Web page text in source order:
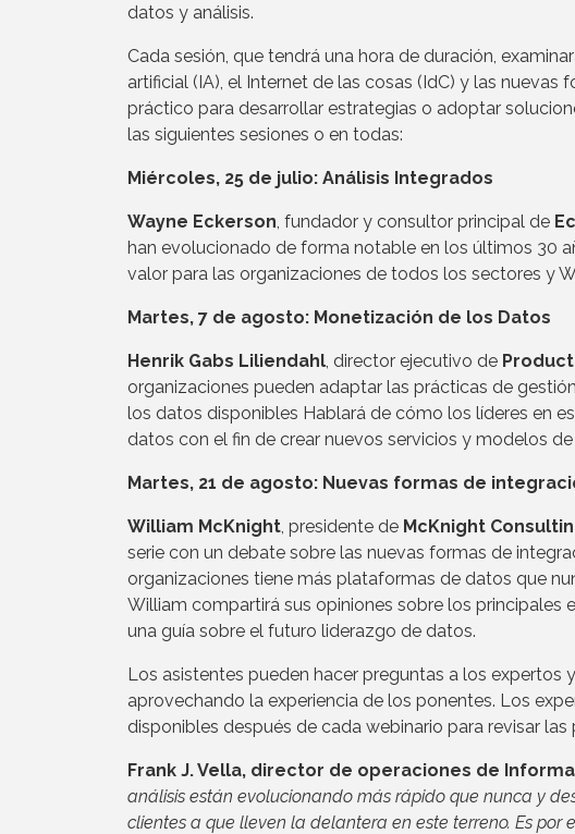
datos y análisis.
Cada sesión, que tendrá una hora de duración,
artificial (IA), el Internet de las cosas (IdC) y las
práctico para desarrollar estrategias o adoptar
las siguientes sesiones o en todas:
Miércoles, 25 de julio: Análisis Integrados
Wayne Eckerson , fundador y consultor principal de
han evolucionado de forma notable en los últimos 30
valor para las organizaciones de todos los sectores y
Martes, 7 de agosto: Monetización de los Datos
Henrik Gabs Liliendahl , director ejecutivo de
organizaciones pueden adaptar las prácticas de
los datos disponibles Hablará de cómo los líderes en
datos con el fin de crear nuevos servicios y modelos
Martes, 21 de agosto: Nuevas formas de
William McKnight , presidente de McKnight
serie con un debate sobre las nuevas formas de
organizaciones tiene más plataformas de datos que
William compartirá sus opiniones sobre los
una guía sobre el futuro liderazgo de datos.
Los asistentes pueden hacer preguntas a los expertos
aprovechando la experiencia de los ponentes. Los
disponibles después de cada webinario para revisar
Frank J. Vella, director de operaciones de
análisis están evolucionando más rápido que nunca y
clientes a que lleven la delantera en este terreno. Es